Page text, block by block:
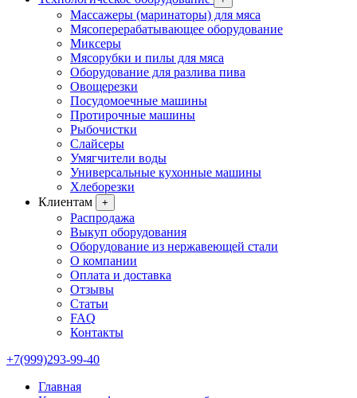
Массажеры (маринаторы) для мяса
Мясоперерабатывающее оборудование
Миксеры
Мясорубки и пилы для мяса
Оборудование для разлива пива
Овощерезки
Посудомоечные машины
Протирочные машины
Рыбочистки
Слайсеры
Умягчители воды
Универсальные кухонные машины
Хлеборезки
Клиентам
+
Распродажа
Выкуп оборудования
Оборудование из нержавеющей стали
О компании
Оплата и доставка
Отзывы
Статьи
FAQ
Контакты
+7(999)293-99-40
Главная